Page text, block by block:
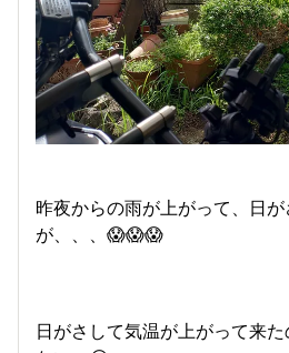
昨夜からの雨が上がって、日
が、、、😱😱😱
日がさして気温が上がって来